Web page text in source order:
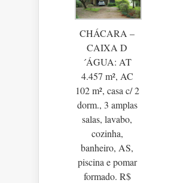
CHÁCARA –
CAIXA D
´ÁGUA: AT
4.457 m², AC
102 m², casa c/ 2
dorm., 3 amplas
salas, lavabo,
cozinha,
banheiro, AS,
piscina e pomar
formado. R$